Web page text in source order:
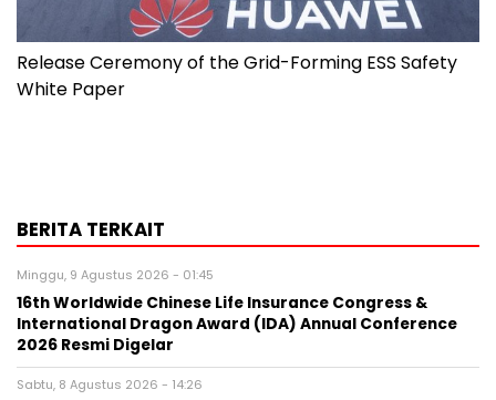
Release Ceremony of the Grid-Forming ESS Safety
White Paper
BERITA TERKAIT
Minggu, 9 Agustus 2026 - 01:45
16th Worldwide Chinese Life Insurance Congress &
International Dragon Award (IDA) Annual Conference
2026 Resmi Digelar
Sabtu, 8 Agustus 2026 - 14:26